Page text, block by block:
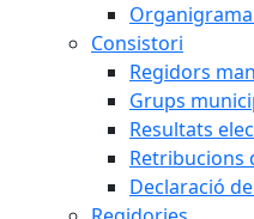
Consistori
Regidors
Grups
Resultats
Retribucions
Declaració